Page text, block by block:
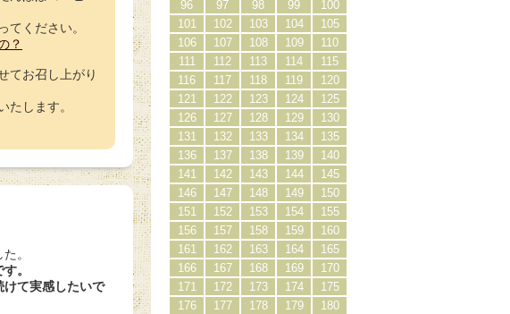
てください。
？
てお召し上がり
たします。
。
。
けて実感したいで
96
97 98 99
100
101
102 103 104
105
106
107 108 109
110
111
112 113 114
115
116
117 118 119
120
121
122 123 124
125
126
127 128 129
130
131
132 133 134
135
136
137 138 139
140
141
142 143 144
145
146
147 148 149
150
151
152 153 154
155
156
157 158 159
160
161
162 163 164
165
166
167 168 169
170
171
172 173 174
175
176
177 178 179
180